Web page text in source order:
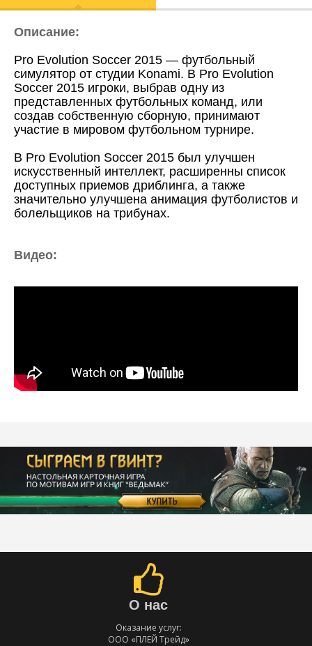
Описание:
Pro Evolution Soccer 2015 — футбольный
симулятор от студии Konami. В Pro Evolution
Soccer 2015 игроки, выбрав одну из
представленных футбольных команд, или
создав собственную сборную, принимают
участие в мировом футбольном турнире.
В Pro Evolution Soccer 2015 был улучшен
искусственный интеллект, расширенны список
доступных приемов дриблинга, а также
значительно улучшена анимация футболистов и
болельщиков на трибунах.
Видео:
О нас
Оказание услуг:
ООО «ПЛЕЙ Трейд»